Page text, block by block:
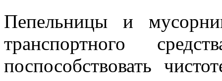
Пепельницы и
транспортного
поспособствовать